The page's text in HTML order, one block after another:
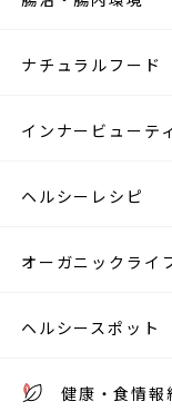
ナチュラルフード
インナービューテ
ヘルシーレシピ
オーガニックライ
ヘルシースポット
健康・食情報